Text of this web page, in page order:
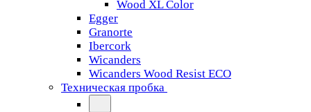
Wood XL Color
Egger
Granorte
Ibercork
Wicanders
Wicanders Wood Resist ECO
Техническая пробка